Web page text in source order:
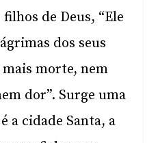
de Deus, “Ele
dos seus
mais morte, nem
dor”. Surge uma
a cidade Santa, a